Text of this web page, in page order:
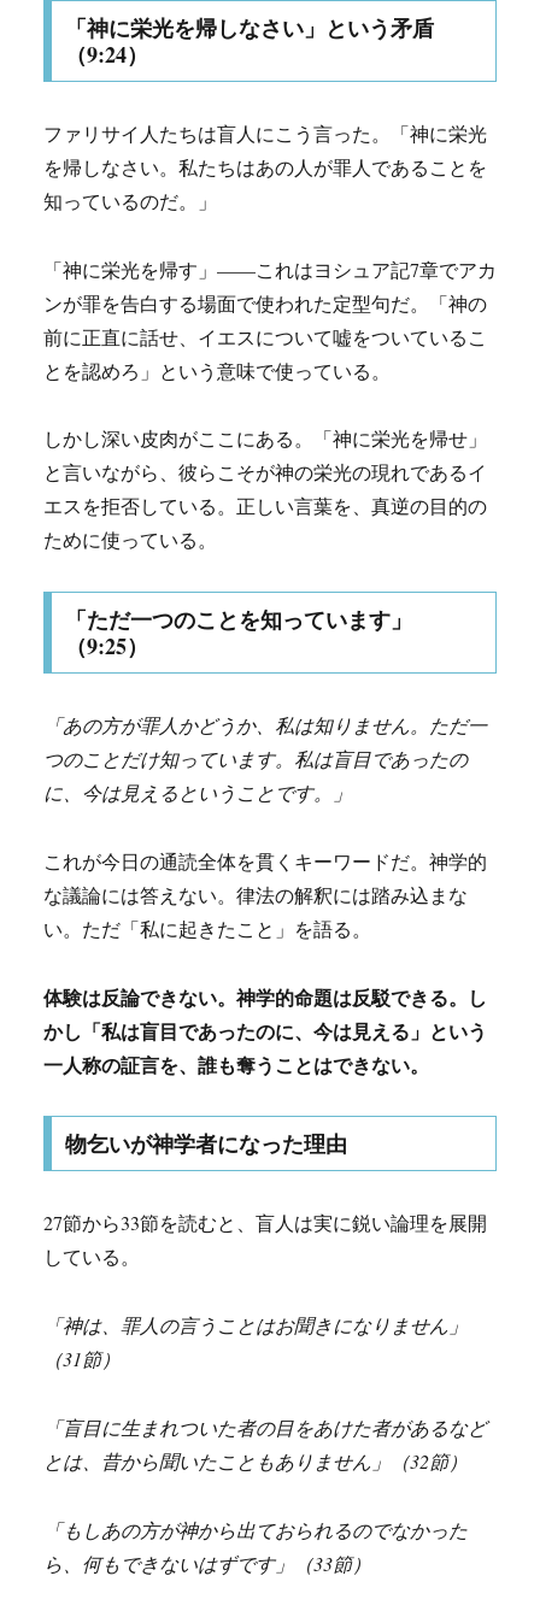
「神に栄光を帰しなさい」という矛盾
（9:24）
ファリサイ人たちは盲人にこう言った。「神に栄光
を帰しなさい。私たちはあの人が罪人であることを
知っているのだ。」
「神に栄光を帰す」——これはヨシュア記7章でアカ
ンが罪を告白する場面で使われた定型句だ。「神の
前に正直に話せ、イエスについて嘘をついているこ
とを認めろ」という意味で使っている。
しかし深い皮肉がここにある。「神に栄光を帰せ」
と言いながら、彼らこそが神の栄光の現れであるイ
エスを拒否している。正しい言葉を、真逆の目的の
ために使っている。
「ただ一つのことを知っています」
（9:25）
「あの方が罪人かどうか、私は知りません。ただ一
つのことだけ知っています。私は盲目であったの
に、今は見えるということです。」
これが今日の通読全体を貫くキーワードだ。神学的
な議論には答えない。律法の解釈には踏み込まな
い。ただ「私に起きたこと」を語る。
体験は反論できない。神学的命題は反駁できる。し
かし「私は盲目であったのに、今は見える」という
一人称の証言を、誰も奪うことはできない。
物乞いが神学者になった理由
27節から33節を読むと、盲人は実に鋭い論理を展開
している。
「神は、罪人の言うことはお聞きになりません」
（31節）
「盲目に生まれついた者の目をあけた者があるなど
とは、昔から聞いたこともありません」（32節）
「もしあの方が神から出ておられるのでなかった
ら、何もできないはずです」（33節）